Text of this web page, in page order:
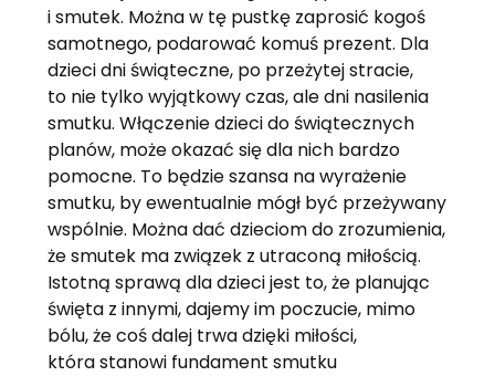
i smutek. Można w tę pustkę zaprosić kogoś
samotnego, podarować komuś prezent. Dla
dzieci dni świąteczne, po przeżytej stracie,
to nie tylko wyjątkowy czas, ale dni nasilenia
smutku. Włączenie dzieci do świątecznych
planów, może okazać się dla nich bardzo
pomocne. To będzie szansa na wyrażenie
smutku, by ewentualnie mógł być przeżywany
wspólnie. Można dać dzieciom do zrozumienia,
że smutek ma związek z utraconą miłością.
Istotną sprawą dla dzieci jest to, że planując
święta z innymi, dajemy im poczucie, mimo
bólu, że coś dalej trwa dzięki miłości,
która stanowi fundament smutku